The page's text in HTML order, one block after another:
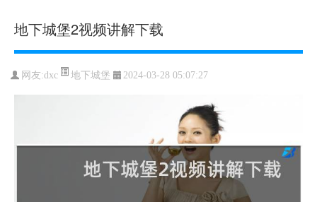
地下城堡2视频讲解下载
网友:dxc 地下城堡 2024-03-28 05:07:27